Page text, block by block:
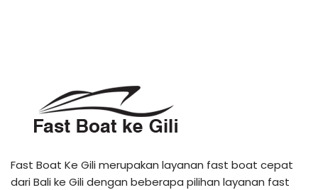
Fast Boat Ke Gili merupakan layanan fast boat cepat
dari Bali ke Gili dengan beberapa pilihan layanan fast